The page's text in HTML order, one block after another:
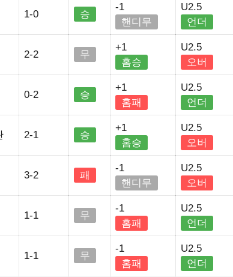
1-0 승
-1
핸디무
U2.5
언더
2-2 무
+1
홈승
U2.5
오버
0-2 승
+1
홈패
U2.5
언더
2-1 승
+1
홈승
U2.5
오버
3-2 패
-1
핸디무
U2.5
오버
1-1 무
-1
홈패
U2.5
언더
1-1 무
-1
홈패
U2.5
언더